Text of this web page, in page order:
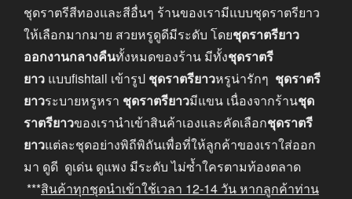
ชุดราตรีสีทองและสีอื่นๆ ร้านของเรามีแบบชุดราตรียาว
ให้เลือกมากมาย สวยหรูดูดีมีระดับ โดยชุดราตรียาว
ออกงานกลางคืนทั้งหมดของร้าน มีทั้งชุดราตรี
ยาว แบบfishtail เข้ารูป ชุดราตรียาวหรูน่ารักๆ ชุดราตรี
ยาวระบายหรูหรา ชุดราตรียาวมีแขน เนื่องจากร้านชุด
ราตรียาวของเรานำเข้าสินค้าเองและคัดเลือกชุดราตรี
ยาวแต่ละชุดอย่างพิถีพิถันเพื่อที่ให้ลูกค้าของเราใส่ออก
มา ดูดี ดูเด่น ดูแพง มีระดับ ไม่ซ้ำใครตามท้องตลาด
***สินค้าทุกชุดนำเข้าใช้เวลา 12-14 วัน หากลูกค้าท่าน